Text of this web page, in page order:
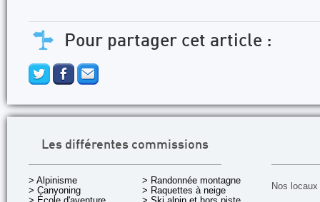
Pour partager cet article :
Les différentes commissions
> Alpinisme
> Canyoning
> Randonnée montagne
> Raquettes à neige
Nos